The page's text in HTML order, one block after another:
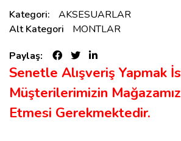
Kategori:
AKSESUARLAR
Alt Kategori
MONTLAR
Paylaş:
Senetle Alışveriş Yapmak
Müşterilerimizin
Etmesi Gerekmektedir.